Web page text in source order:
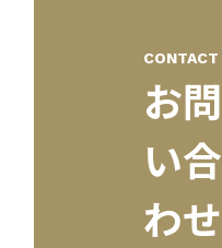
CONTACT
お問
い合
わせ